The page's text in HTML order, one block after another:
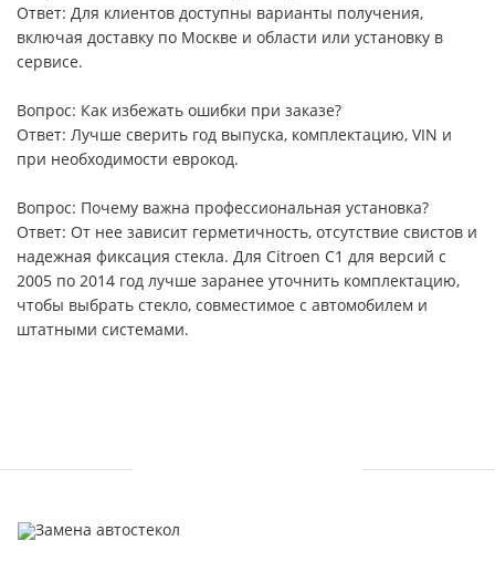
Ответ: Для клиентов доступны варианты получения,
включая доставку по Москве и области или установку в
сервисе.
Вопрос: Как избежать ошибки при заказе?
Ответ: Лучше сверить год выпуска, комплектацию, VIN и
при необходимости еврокод.
Вопрос: Почему важна профессиональная установка?
Ответ: От нее зависит герметичность, отсутствие свистов и
надежная фиксация стекла. Для Citroen C1 для версий с
2005 по 2014 год лучше заранее уточнить комплектацию,
чтобы выбрать стекло, совместимое с автомобилем и
штатными системами.